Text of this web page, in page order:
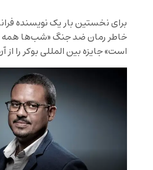
برای نخستین بار یک نویسنده
خاطر رمان ضد جنگ «شب‌ها همه
است» جایزه بین المللی بوکر را از